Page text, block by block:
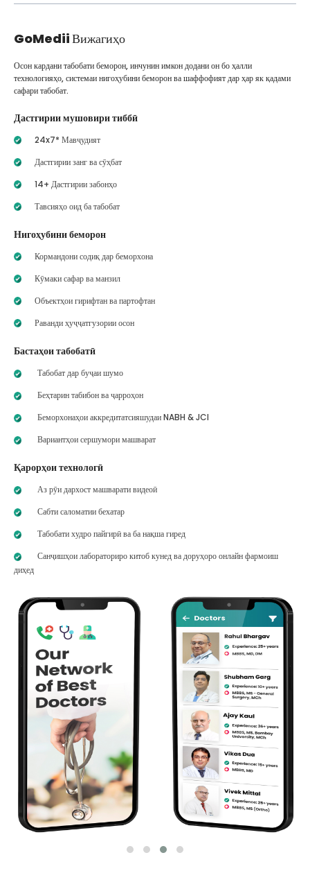
GoMediiВижагиҳо
Осон кардани табобати беморон, инчунин имкон додани он бо ҳалли
технологияҳо, системаи нигоҳубини беморон ва шаффофият дар ҳар як қадами
сафари табобат.
Дастгирии мушовири тиббӣ
24x7* Мавҷудият
Дастгирии занг ва сӯҳбат
14+ Дастгирии забонҳо
Тавсияҳо оид ба табобат
Нигоҳубини беморон
Кормандони содиқ дар беморхона
Кӯмаки сафар ва манзил
Объектҳои гирифтан ва партофтан
Раванди ҳуҷҷатгузории осон
Бастаҳои табобатӣ
Табобат дар буҷаи шумо
Беҳтарин табибон ва ҷарроҳон
Беморхонаҳои аккредитатсияшудаи NABH & JCI
Вариантҳои сершумори машварат
Қарорҳои технологӣ
Аз рӯи дархост машварати видеоӣ
Сабти саломатии бехатар
Табобати худро пайгирӣ ва ба нақша гиред
Санҷишҳои лабораториро китоб кунед ва доруҳоро онлайн фармоиш
диҳед